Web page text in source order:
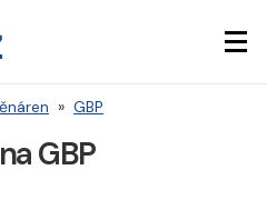
» GBP
GBP